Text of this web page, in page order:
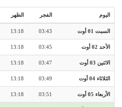
اليوم الفجر الظهر
السبت 01 أوت 03:43
13:18
الأحد 02 أوت 03:45
13:18
الاثنين 03 أوت 03:47
13:18
الثلاثاء 04 أوت 03:49
13:18
الأربعاء 05 أوت 03:51
13:18